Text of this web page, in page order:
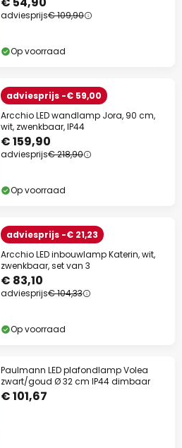
adviesprijs€ 109,90
Op voorraad
adviesprijs -€ 59,00
Arcchio LED wandlamp Jora, 90 cm,
wit, zwenkbaar, IP44
€ 159,90
adviesprijs€ 218,90
Op voorraad
adviesprijs -€ 21,23
Arcchio LED inbouwlamp Katerin, wit,
zwenkbaar, set van 3
€ 83,10
adviesprijs€ 104,33
Op voorraad
Paulmann LED plafondlamp Volea
zwart/goud Ø 32 cm IP44 dimbaar
€ 101,67